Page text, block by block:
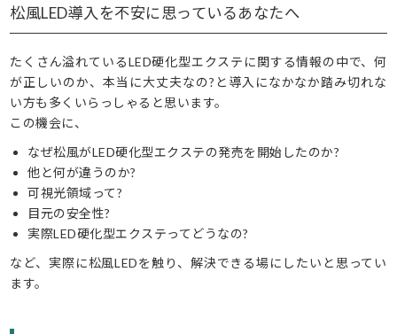
松風LED導入を不安に思っているあなたへ
たくさん溢れているLED硬化型エクステに関する情報の中で、何
が正しいのか、本当に大丈夫なの?と導入になかなか踏み切れな
い方も多くいらっしゃると思います。
この機会に、
なぜ松風がLED硬化型エクステの発売を開始したのか?
他と何が違うのか?
可視光領域って?
目元の安全性?
実際LED硬化型エクステってどうなの?
など、実際に松風LEDを触り、解決できる場にしたいと思ってい
ます。